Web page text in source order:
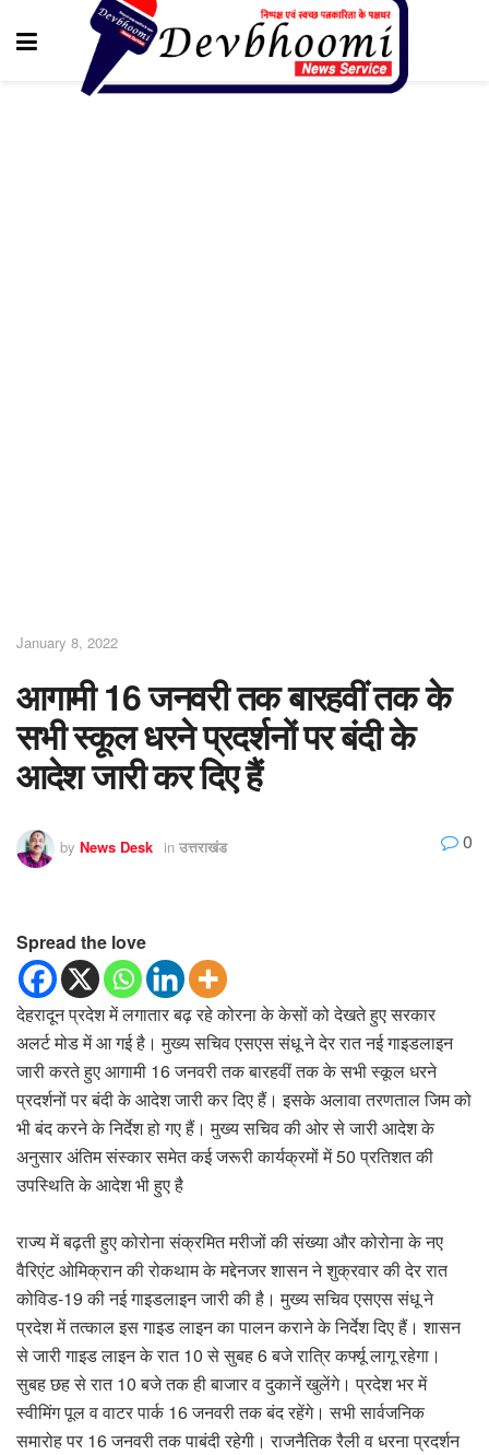
January 8, 2022
आगामी 16 जनवरी तक बारहवीं तक के
सभी स्कूल धरने प्रदर्शनों पर बंदी के
आदेश जारी कर दिए हैं
by News Desk in उत्तराखंड 0
Spread the love
देहरादून प्रदेश में लगातार बढ़ रहे कोरना के केसों को देखते हुए सरकार
अलर्ट मोड में आ गई है। मुख्य सचिव एसएस संधू ने देर रात नई गाइडलाइन
जारी करते हुए आगामी 16 जनवरी तक बारहवीं तक के सभी स्कूल धरने
प्रदर्शनों पर बंदी के आदेश जारी कर दिए हैं। इसके अलावा तरणताल जिम को
भी बंद करने के निर्देश हो गए हैं। मुख्य सचिव की ओर से जारी आदेश के
अनुसार अंतिम संस्कार समेत कई जरूरी कार्यक्रमों में 50 प्रतिशत की
उपस्थिति के आदेश भी हुए है
राज्य में बढ़ती हुए कोरोना संक्रमित मरीजों की संख्या और कोरोना के नए
वैरिएंट ओमिक्रान की रोकथाम के मद्देनजर शासन ने शुक्रवार की देर रात
कोविड-19 की नई गाइडलाइन जारी की है। मुख्य सचिव एसएस संधू ने
प्रदेश में तत्काल इस गाइड लाइन का पालन कराने के निर्देश दिए हैं। शासन
से जारी गाइड लाइन के रात 10 से सुबह 6 बजे रात्रि कर्फ्यू लागू रहेगा।
सुबह छह से रात 10 बजे तक ही बाजार व दुकानें खुलेंगे। प्रदेश भर में
स्वीमिंग पूल व वाटर पार्क 16 जनवरी तक बंद रहेंगे। सभी सार्वजनिक
समारोह पर 16 जनवरी तक पाबंदी रहेगी। राजनैतिक रैली व धरना प्रदर्शन